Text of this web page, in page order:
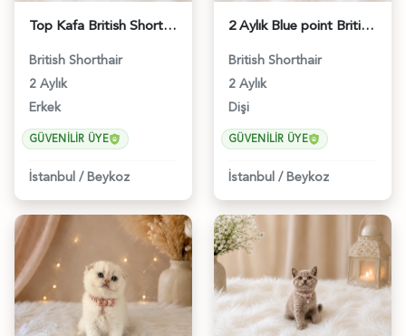
Top Kafa British Shorthair Blue Point Yakışıklımız - 4641
British Shorthair
2 Aylık
Erkek
GÜVENILIR ÜYE
İstanbul / Beykoz
2 Aylık Blue point British Shorthair Nazlı Kızımız - 4642
British Shorthair
2 Aylık
Dişi
GÜVENILIR ÜYE
İstanbul / Beykoz